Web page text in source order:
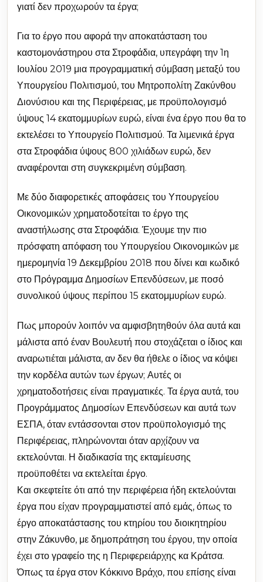
γιατί δεν προχωρούν τα έργα;
Για το έργο που αφορά την αποκατάσταση του
καστομονάστηρου στα Στροφάδια, υπεγράφη την 1η
Ιουλίου 2019 μια προγραμματική σύμβαση μεταξύ του
Υπουργείου Πολιτισμού, του Μητροπολίτη Ζακύνθου
Διονύσιου και της Περιφέρειας, με προϋπολογισμό
ύψους 14 εκατομμυρίων ευρώ, είναι ένα έργο που θα το
εκτελέσει το Υπουργείο Πολιτισμού. Τα λιμενικά έργα
στα Στροφάδια ύψους 800 χιλιάδων ευρώ, δεν
αναφέρονται στη συγκεκριμένη σύμβαση.
Με δύο διαφορετικές αποφάσεις του Υπουργείου
Οικονομικών χρηματοδοτείται το έργο της
αναστήλωσης στα Στροφάδια. Έχουμε την πιο
πρόσφατη απόφαση του Υπουργείου Οικονομικών με
ημερομηνία 19 Δεκεμβρίου 2018 που δίνει και κωδικό
στο Πρόγραμμα Δημοσίων Επενδύσεων, με ποσό
συνολικού ύψους περίπου 15 εκατομμυρίων ευρώ.
Πως μπορούν λοιπόν να αμφισβητηθούν όλα αυτά και
μάλιστα από έναν Βουλευτή που στοχάζεται ο ίδιος και
αναρωτιέται μάλιστα, αν δεν θα ήθελε ο ίδιος να κόψει
την κορδέλα αυτών των έργων; Αυτές οι
χρηματοδοτήσεις είναι πραγματικές. Τα έργα αυτά, του
Προγράμματος Δημοσίων Επενδύσεων και αυτά των
ΕΣΠΑ, όταν εντάσσονται στον προϋπολογισμό της
Περιφέρειας, πληρώνονται όταν αρχίζουν να
εκτελούνται. Η διαδικασία της εκταμίευσης
προϋποθέτει να εκτελείται έργο.
Και σκεφτείτε ότι από την περιφέρεια ήδη εκτελούνται
έργα που είχαν προγραμματιστεί από εμάς, όπως το
έργο αποκατάστασης του κτηρίου του διοικητηρίου
στην Ζάκυνθο, με δημοπράτηση του έργου, την οποία
έχει στο γραφείο της η Περιφερειάρχης κα Κράτσα.
Όπως τα έργα στον Κόκκινο Βράχο, που επίσης είναι